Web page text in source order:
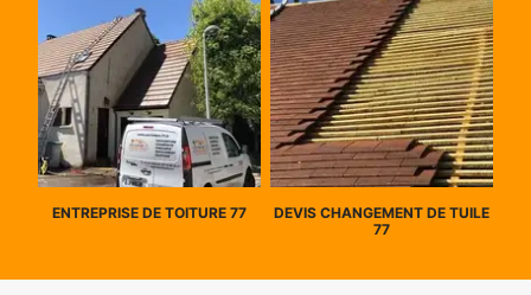
ENTREPRISE DE TOITURE 77
DEVIS CHANGEMENT DE TUILE
77